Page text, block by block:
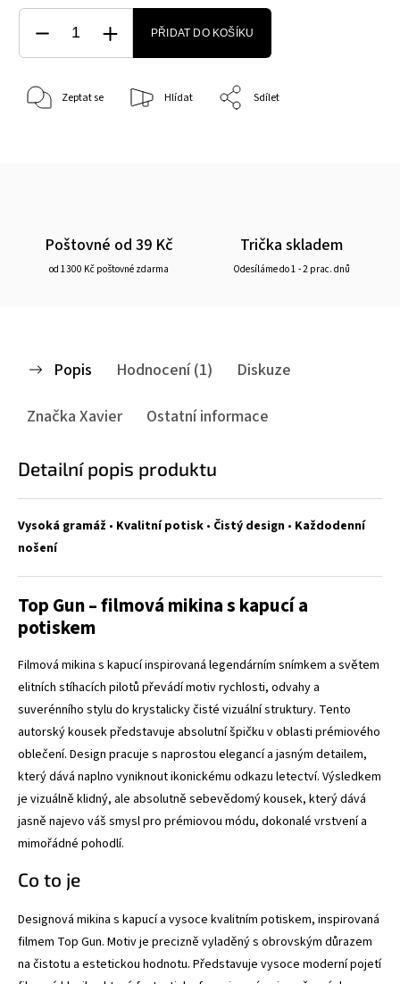
PŘIDAT DO KOŠÍKU
Zeptat se Hlídat Sdílet
Poštovné od 39 Kč
od 1300 Kč poštovné zdarma
Trička skladem
Odesíláme do 1 - 2 prac. dnů
Popis Hodnocení (1)
Diskuze
ZnačkaXavier Ostatní informace
Detailní popis produktu
Vysoká gramáž • Kvalitní potisk • Čistý design • Každodenní
nošení
Top Gun – filmová mikina s kapucí a
potiskem
Filmová mikina s kapucí inspirovaná legendárním snímkem a světem
elitních stíhacích pilotů převádí motiv rychlosti, odvahy a
suverénního stylu do krystalicky čisté vizuální struktury. Tento
autorský kousek představuje absolutní špičku v oblasti prémiového
oblečení. Design pracuje s naprostou elegancí a jasným detailem,
který dává naplno vyniknout ikonickému odkazu letectví. Výsledkem
je vizuálně klidný, ale absolutně sebevědomý kousek, který dává
jasně najevo váš smysl pro prémiovou módu, dokonalé vrstvení a
mimořádné pohodlí.
Co to je
Designová mikina s kapucí a vysoce kvalitním potiskem, inspirovaná
filmem Top Gun. Motiv je precizně vyladěný s obrovským důrazem
na čistotu a estetickou hodnotu. Představuje vysoce moderní pojetí